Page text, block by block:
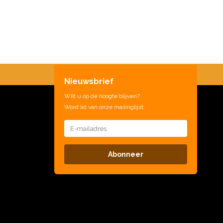
Nieuwsbrief
Wilt u op de hoogte blijven?
Word lid van onze mailinglijst:
Abonneer